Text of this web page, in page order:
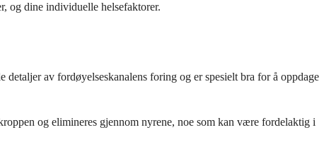
og dine individuelle helsefaktorer.
av fordøyelseskanalens foring og er spesielt bra for å oppdage
og elimineres gjennom nyrene, noe som kan være fordelaktig i